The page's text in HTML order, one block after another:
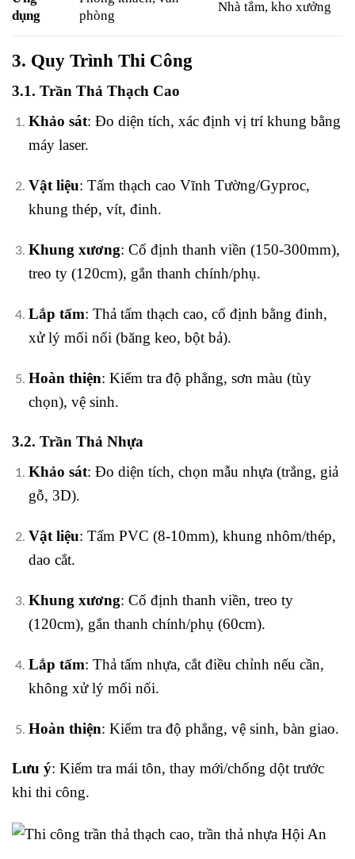
dụng
phòng
Nhà tắm, kho xưởng
3. Quy Trình Thi Công
3.1. Trần Thả Thạch Cao
Khảo sát: Đo diện tích, xác định vị trí khung bằng
máy laser.
Vật liệu: Tấm thạch cao Vĩnh Tường/Gyproc,
khung thép, vít, đinh.
Khung xương: Cố định thanh viền (150-300mm),
treo ty (120cm), gắn thanh chính/phụ.
Lắp tấm: Thả tấm thạch cao, cố định bằng đinh,
xử lý mối nối (băng keo, bột bả).
Hoàn thiện: Kiểm tra độ phẳng, sơn màu (tùy
chọn), vệ sinh.
3.2. Trần Thả Nhựa
Khảo sát: Đo diện tích, chọn mẫu nhựa (trắng, giả
gỗ, 3D).
Vật liệu: Tấm PVC (8-10mm), khung nhôm/thép,
dao cắt.
Khung xương: Cố định thanh viền, treo ty
(120cm), gắn thanh chính/phụ (60cm).
Lắp tấm: Thả tấm nhựa, cắt điều chỉnh nếu cần,
không xử lý mối nối.
Hoàn thiện: Kiểm tra độ phẳng, vệ sinh, bàn giao.
Lưu ý: Kiểm tra mái tôn, thay mới/chống dột trước
khi thi công.